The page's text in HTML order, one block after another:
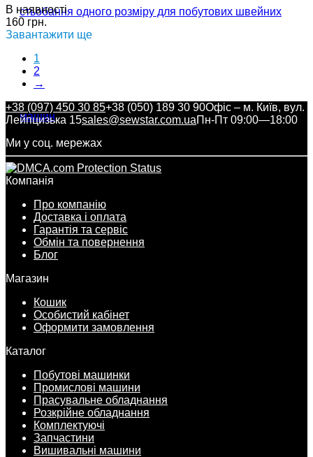
В наявності
160 грн.
Завантажити ще
1
2
→
+38 (097) 450 30 85+38 (050) 189 30 90Офіс – м. Київ, вул.
Лейпцизька 15sales@sewstar.com.uaПн-Пт 09:00—18:00
Ми у соц. мережах
Компанія
Про компанію
Доставка і оплата
Гарантія та сервіс
Обмін та повернення
Блог
Магазин
Кошик
Особистий кабінет
Оформити замовлення
Каталог
Побутові машинки
Промислові машини
Прасувальне обладнання
Розкрійне обладнання
Комплектуючі
Запчастини
Вишивальні машини